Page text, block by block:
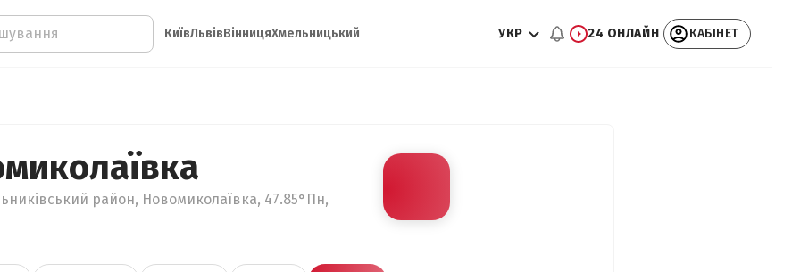
КиївЛьвівВінницяХмельницький УКР 24 ОНЛАЙН КАБІНЕТ
район, Новомиколаївка, 47.85°Пн,